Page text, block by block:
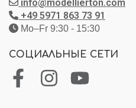
info@modellierton.com
+49 5971 863 73 91
Mo–Fr 9:30 - 15:30
СОЦИАЛЬНЫЕ СЕТИ